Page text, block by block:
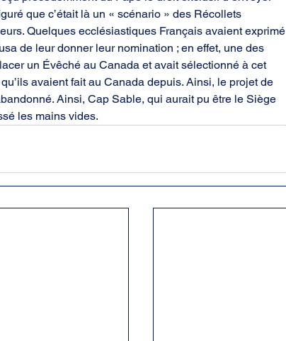
que c’était là un « scénario » des Récollets
Quelques ecclésiastiques Français avaient exprimé
de leur donner leur nomination ; en effet, une des
un Évêché au Canada et avait sélectionné à cet
avaient fait au Canada depuis. Ainsi, le projet de
Ainsi, Cap Sable, qui aurait pu être le Siège
les mains vides.